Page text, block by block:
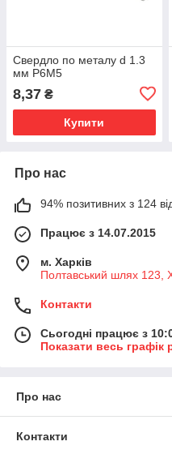
Свердло по металу d 1.3
мм Р6М5
8,37 ₴
Купити
Про нас
94% позитивних з 124
Працює з 14.07.2015
м. Харків
Полтавський шлях 123,
Контакти
Сьогодні працює з
Показати весь графік
Про нас
Контакти